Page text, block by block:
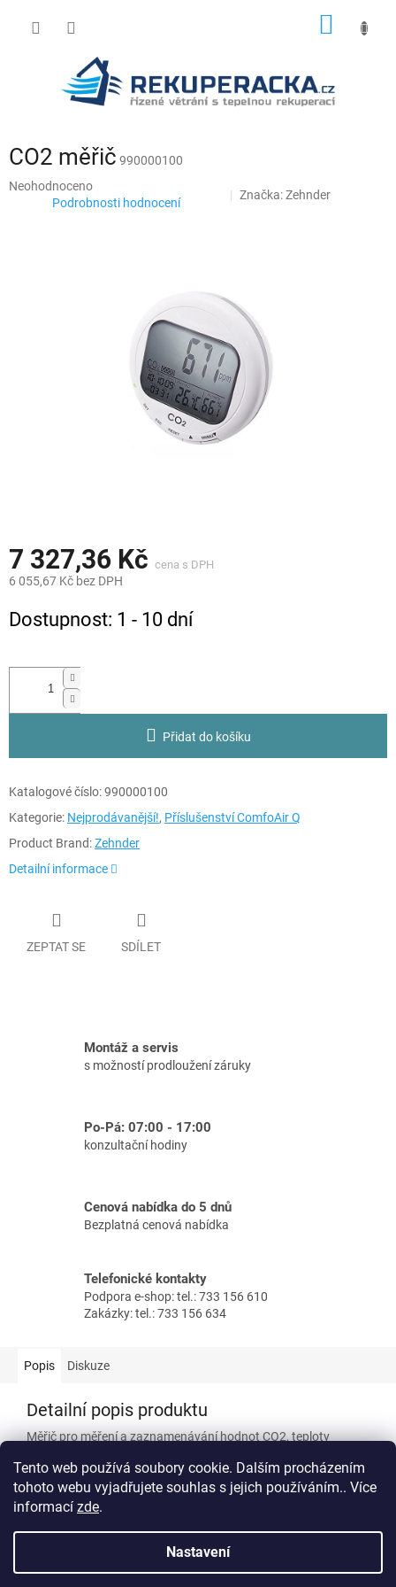
Tento web používá soubory cookie. Dalším procházením
tohoto webu vyjadřujete souhlas s jejich používáním.. Více
informací zde.
Nastavení
CO2 měřič 990000100
Průměrné
hodnocení
Neohodnoceno
Podrobnosti hodnocení
Značka:Zehnder
7 327,36 Kč
6 055,67 Kč bez DPH
cena:
Dostupnost: 1 - 10 dní
Přidat do košíku
Katalogové číslo:990000100
Kategorie: Nejprodávanější!, Příslušenství ComfoAir Q
Product Brand:Zehnder
Detailní informace
ZEPTAT SE SDÍLET
Montáž a servis
s možností prodloužení záruky
Po-Pá: 07:00 - 17:00
konzultační hodiny
Cenová nabídka do 5 dnů
Bezplatná cenová nabídka
Telefonické kontakty
Podpora e-shop: tel.: 733 156 610
Zakázky: tel.: 733 156 634
Popis Diskuze
Detailní popis produktu
Měřič pro měření a zaznamenávání hodnot CO2, teploty
ukazatele času a data, zástrčky, USB kabelu a PC softwaru.
Vytvořil Shoptet